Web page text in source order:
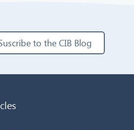
to the CIB Blog